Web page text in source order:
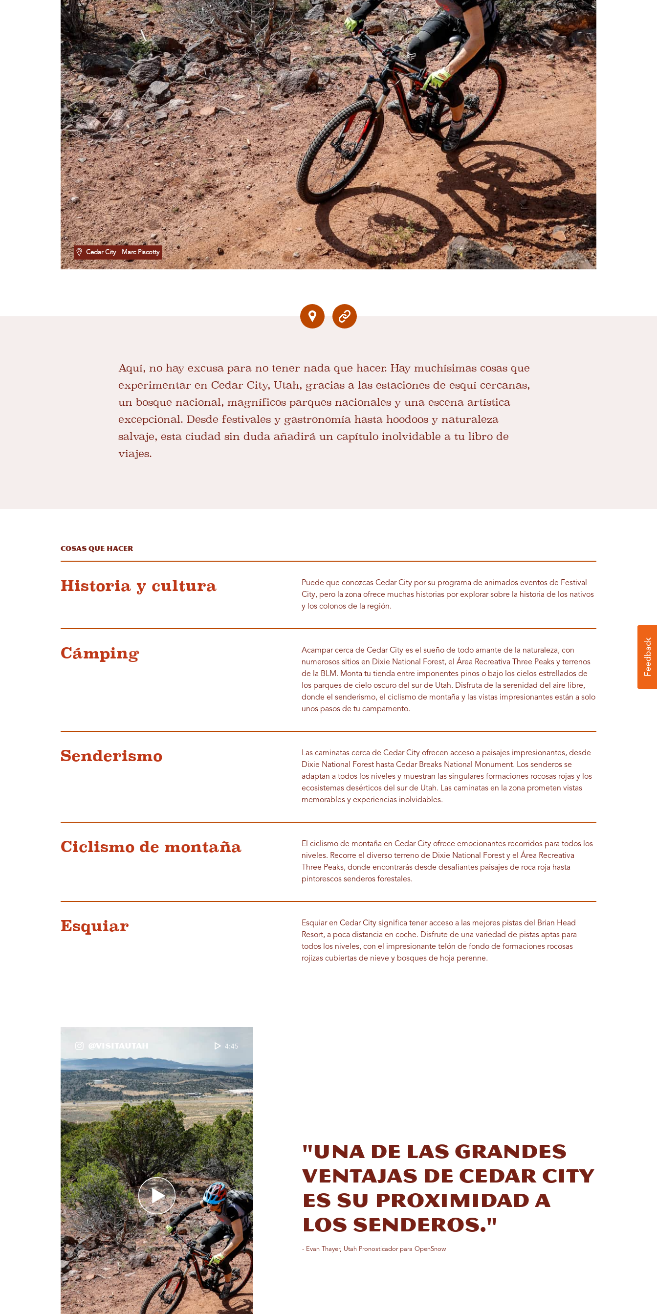
Cedar City Marc Piscotty
Aquí, no hay excusa para no tener nada que hacer. Hay muchísimas cosas que
experimentar en Cedar City, Utah, gracias a las estaciones de esquí cercanas,
un bosque nacional, magníficos parques nacionales y una escena artística
excepcional. Desde festivales y gastronomía hasta hoodoos y naturaleza
salvaje, esta ciudad sin duda añadirá un capítulo inolvidable a tu libro de
viajes.
Cosas que hacer
Historia y cultura
Puede que conozcas Cedar City por su programa de animados eventos de Festival
City, pero la zona ofrece muchas historias por explorar sobre la historia de los nativos
y los colonos de la región.
Cámping
Acampar cerca de Cedar City es el sueño de todo amante de la naturaleza, con
numerosos sitios en Dixie National Forest, el Área Recreativa Three Peaks y terrenos
de la BLM. Monta tu tienda entre imponentes pinos o bajo los cielos estrellados de
los parques de cielo oscuro del sur de Utah. Disfruta de la serenidad del aire libre,
donde el senderismo, el ciclismo de montaña y las vistas impresionantes están a solo
unos pasos de tu campamento.
Senderismo
Las caminatas cerca de Cedar City ofrecen acceso a paisajes impresionantes, desde
Dixie National Forest hasta Cedar Breaks National Monument. Los senderos se
adaptan a todos los niveles y muestran las singulares formaciones rocosas rojas y los
ecosistemas desérticos del sur de Utah. Las caminatas en la zona prometen vistas
memorables y experiencias inolvidables.
Ciclismo de montaña
El ciclismo de montaña en Cedar City ofrece emocionantes recorridos para todos los
niveles. Recorre el diverso terreno de Dixie National Forest y el Área Recreativa
Three Peaks, donde encontrarás desde desafiantes paisajes de roca roja hasta
pintorescos senderos forestales.
Esquiar
Esquiar en Cedar City significa tener acceso a las mejores pistas del Brian Head
Resort, a poca distancia en coche. Disfrute de una variedad de pistas aptas para
todos los niveles, con el impresionante telón de fondo de formaciones rocosas
rojizas cubiertas de nieve y bosques de hoja perenne.
@VisitaUtah 4:45
"Una de las grandes
ventajas de Cedar City
es su proximidad a
los senderos."
- Evan Thayer, Utah Pronosticador para OpenSnow